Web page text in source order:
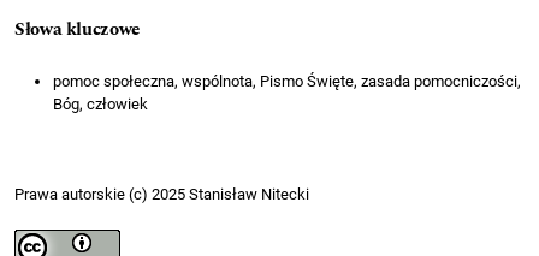
Słowa kluczowe
pomoc społeczna, wspólnota, Pismo Święte, zasada pomocniczości,
Bóg, człowiek
Prawa autorskie (c) 2025 Stanisław Nitecki